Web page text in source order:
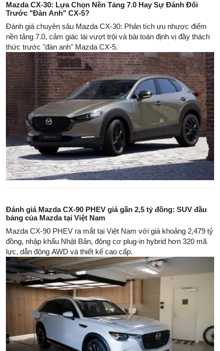
Mazda CX-30: Lựa Chọn Nền Tảng 7.0 Hay Sự Đánh Đổi
Trước "Đàn Anh" CX-5?
Đánh giá chuyên sâu Mazda CX-30: Phân tích ưu nhược điểm
nền tảng 7.0, cảm giác lái vượt trội và bài toán định vị đầy thách
thức trước "đàn anh" Mazda CX-5.
Đánh giá Mazda CX-90 PHEV giá gần 2,5 tỷ đồng: SUV đầu
bảng của Mazda tại Việt Nam
Mazda CX-90 PHEV ra mắt tại Việt Nam với giá khoảng 2,479 tỷ
đồng, nhập khẩu Nhật Bản, động cơ plug-in hybrid hơn 320 mã
lực, dẫn động AWD và thiết kế cao cấp.